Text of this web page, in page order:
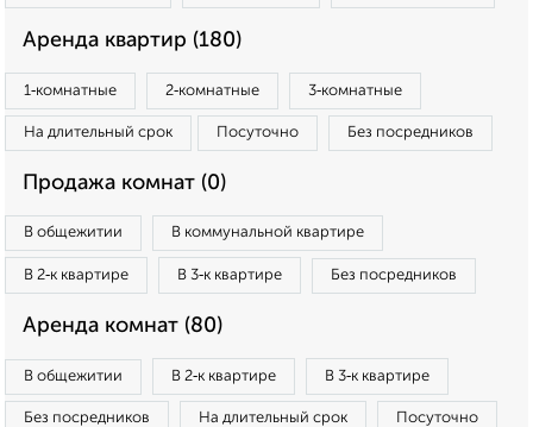
Аренда квартир (180)
1‑комнатные 2‑комнатные 3‑комнатные
На длительный срок Посуточно Без посредников
Продажа комнат (0)
В общежитии В коммунальной квартире
В 2‑к квартире В 3‑к квартире Без посредников
Аренда комнат (80)
В общежитии В 2‑к квартире В 3‑к квартире
Без посредников На длительный срок Посуточно